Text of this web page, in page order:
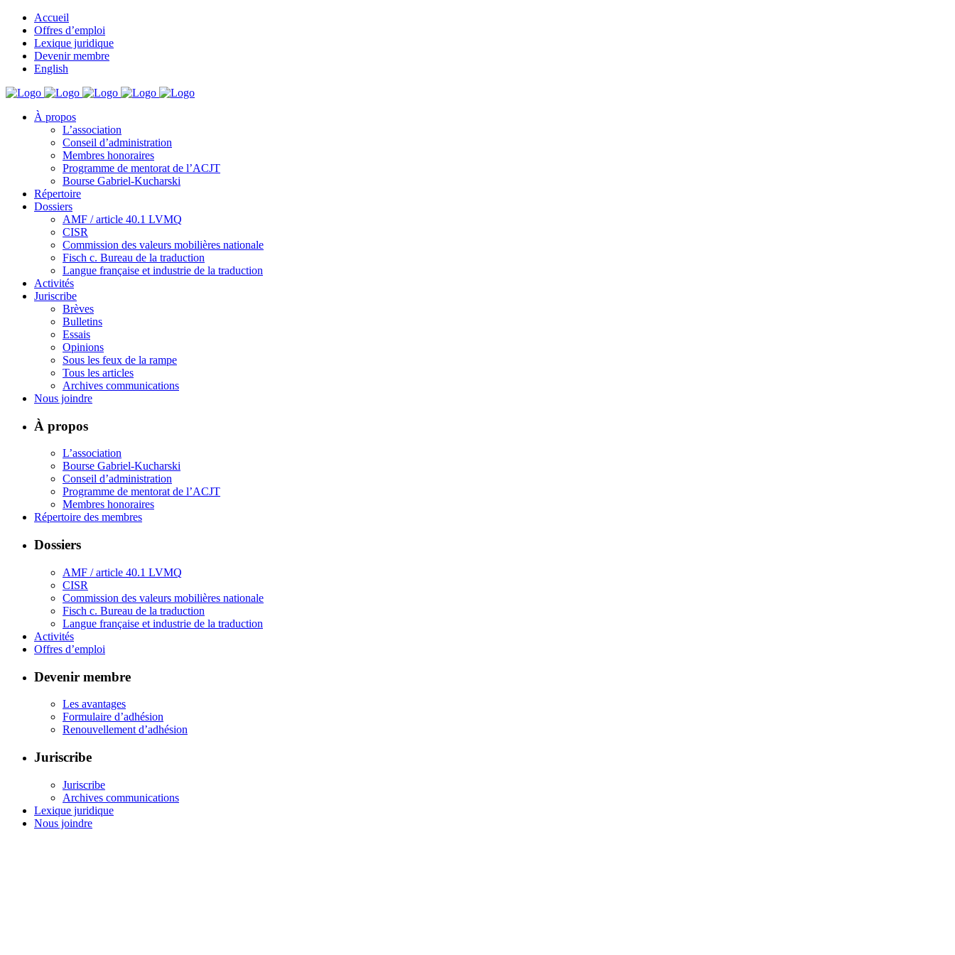
Accueil
Offres d’emploi
Lexique juridique
Devenir membre
English
À propos
L’association
Conseil d’administration
Membres honoraires
Programme de mentorat de l’ACJT
Bourse Gabriel-Kucharski
Répertoire
Dossiers
AMF / article 40.1 LVMQ
CISR
Commission des valeurs mobilières nationale
Fisch c. Bureau de la traduction
Langue française et industrie de la traduction
Activités
Juriscribe
Brèves
Bulletins
Essais
Opinions
Sous les feux de la rampe
Tous les articles
Archives communications
Nous joindre
À propos
L’association
Bourse Gabriel-Kucharski
Conseil d’administration
Programme de mentorat de l’ACJT
Membres honoraires
Répertoire des membres
Dossiers
AMF / article 40.1 LVMQ
CISR
Commission des valeurs mobilières nationale
Fisch c. Bureau de la traduction
Langue française et industrie de la traduction
Activités
Offres d’emploi
Devenir membre
Les avantages
Formulaire d’adhésion
Renouvellement d’adhésion
Juriscribe
Juriscribe
Archives communications
Lexique juridique
Nous joindre